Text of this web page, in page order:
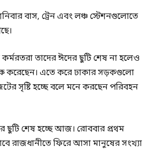
বাস, ট্রেন এবং লঞ্চ স্টেশনগুলোতে
তাদের ঈদের ছুটি শেষ না হলেও
করেছেন। এতে করে ঢাকার সড়কগুলো
সৃষ্টি হচ্ছে বলে মনে করছেন পরিবহন
ছুটি শেষ হচ্ছে আজ। রোববার প্রথম
রাজধানীতে ফিরে আসা মানুষের সংখ্যা